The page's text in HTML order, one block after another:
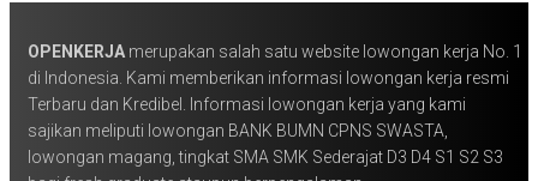
OPENKERJA merupakan salah satu website lowongan kerja No. 1
di Indonesia. Kami memberikan informasi lowongan kerja resmi
Terbaru dan Kredibel. Informasi lowongan kerja yang kami
sajikan meliputi lowongan BANK BUMN CPNS SWASTA,
lowongan magang, tingkat SMA SMK Sederajat D3 D4 S1 S2 S3